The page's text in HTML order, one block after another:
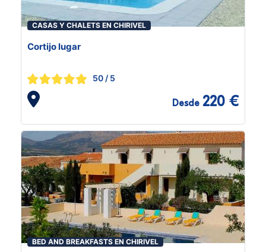
CASAS Y CHALETS EN CHIRIVEL
Cortijo lugar
50 / 5
Desde 220 €
BED AND BREAKFASTS EN CHIRIVEL